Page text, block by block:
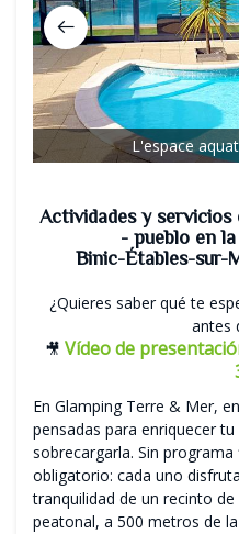
L'espace
Actividades y
- pueblo en
Binic-Étables-sur-
¿Quieres saber qué te
antes
🎥 Vídeo de
En Glamping Terre & Mer,
pensadas para enriquecer
sobrecargarla. Sin
obligatorio: cada uno
tranquilidad de un recinto
peatonal, a 500 metros de